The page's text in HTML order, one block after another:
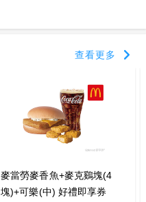
查看更多
麥當勞麥香魚+麥克鷄塊(4
塊)+可樂(中) 好禮即享券